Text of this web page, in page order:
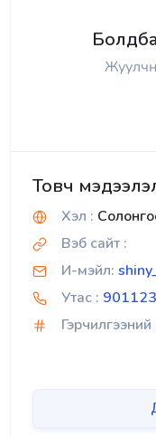
Товч
Хэл :
Вэб сайт :
И-мэйл:
Утас :